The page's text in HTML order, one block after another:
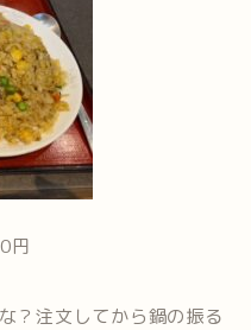
円
？注文してから鍋の振る